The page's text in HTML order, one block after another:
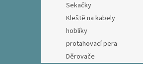
Sekačky
Kleště na kabely
hoblíky
protahovací pera
Děrovače